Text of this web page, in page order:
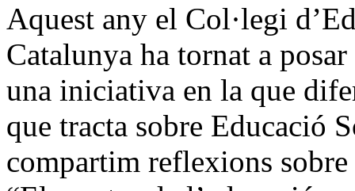
Aquest any el Col·legi
Catalunya ha tornat a
una iniciativa en la que
que tracta sobre Educació
compartim reflexions